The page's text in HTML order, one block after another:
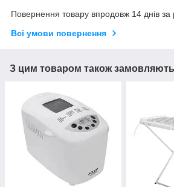
Повернення товару впродовж 14 днів за
Всі умови повернення
З цим товаром також замовляють